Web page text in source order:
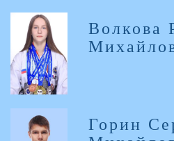
Волкова
Горин